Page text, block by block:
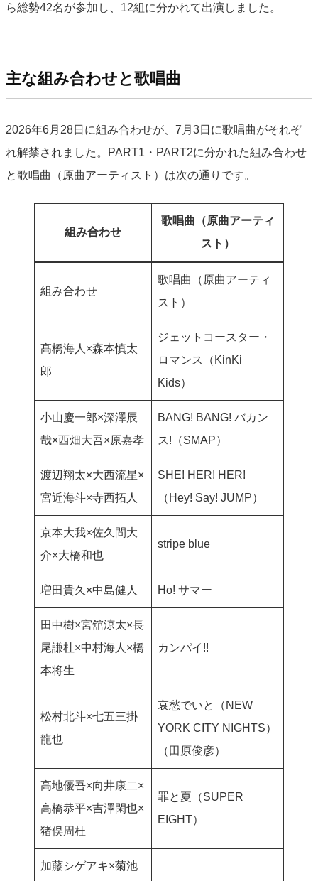
ら総勢42名が参加し、12組に分かれて出演しました。
主な組み合わせと歌唱曲
2026年6月28日に組み合わせが、7月3日に歌唱曲がそれぞ
れ解禁されました。PART1・PART2に分かれた組み合わせ
と歌唱曲（原曲アーティスト）は次の通りです。
組み合わせ
歌唱曲（原曲アーティ
スト）
組み合わせ
歌唱曲（原曲アーティ
スト）
髙橋海人×森本慎太
郎
ジェットコースター・
ロマンス（KinKi
Kids）
小山慶一郎×深澤辰
哉×西畑大吾×原嘉孝
BANG! BANG! バカン
ス!（SMAP）
渡辺翔太×大西流星×
宮近海斗×寺西拓人
SHE! HER! HER!
（Hey! Say! JUMP）
京本大我×佐久間大
介×大橋和也
stripe blue
増田貴久×中島健人 Ho! サマー
田中樹×宮舘涼太×長
尾謙杜×中村海人×橋
本将生
カンパイ!!
松村北斗×七五三掛
龍也
哀愁でいと（NEW
YORK CITY NIGHTS）
（田原俊彦）
高地優吾×向井康二×
高橋恭平×吉澤閑也×
猪俣周杜
罪と夏（SUPER
EIGHT）
加藤シゲアキ×菊池